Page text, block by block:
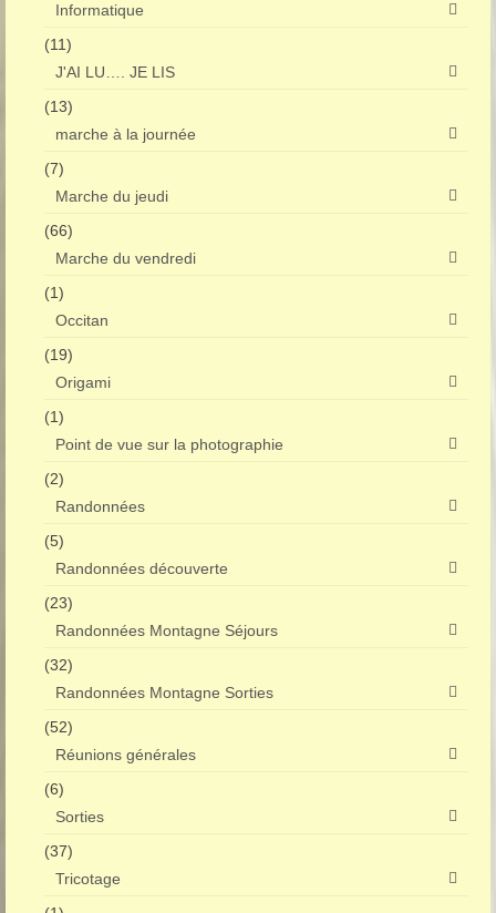
Informatique
(11)
J'AI LU…. JE LIS
(13)
marche à la journée
(7)
Marche du jeudi
(66)
Marche du vendredi
(1)
Occitan
(19)
Origami
(1)
Point de vue sur la photographie
(2)
Randonnées
(5)
Randonnées découverte
(23)
Randonnées Montagne Séjours
(32)
Randonnées Montagne Sorties
(52)
Réunions générales
(6)
Sorties
(37)
Tricotage